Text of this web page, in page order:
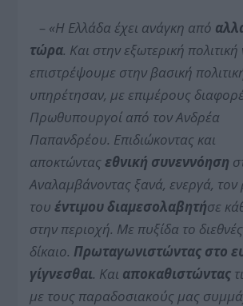
– «Η Ελλάδα έχει ανάγκη από
τώρα. Και στην εξωτερική πολιτική
επιστρέψουμε στην βασική
υπηρέτησαν, με επιμέρους
Πρωθυπουργοί από τον Ανδρέα
Παπανδρέου. Επιδιώκοντας και
αποκτώνταςεθνική συνεννόηση
Αναλαμβάνοντας ξανά, ενεργά, τον
τουέντιμου διαμεσολαβητήσε
στην περιοχή. Με πυξίδα το διεθνές
δίκαιο. Πρωταγωνιστώντας στο
γίγνεσθαι. Και αποκαθιστώντας
με τους παραδοσιακούς μας